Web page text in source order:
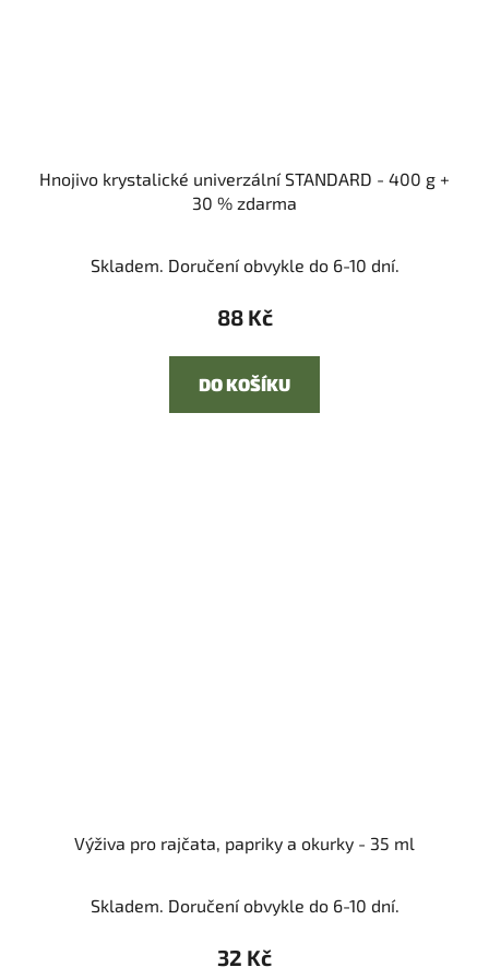
Hnojivo krystalické univerzální STANDARD - 400 g +
30 % zdarma
Skladem. Doručení obvykle do 6-10 dní.
88 Kč
DO KOŠÍKU
Výživa pro rajčata, papriky a okurky - 35 ml
Skladem. Doručení obvykle do 6-10 dní.
32 Kč